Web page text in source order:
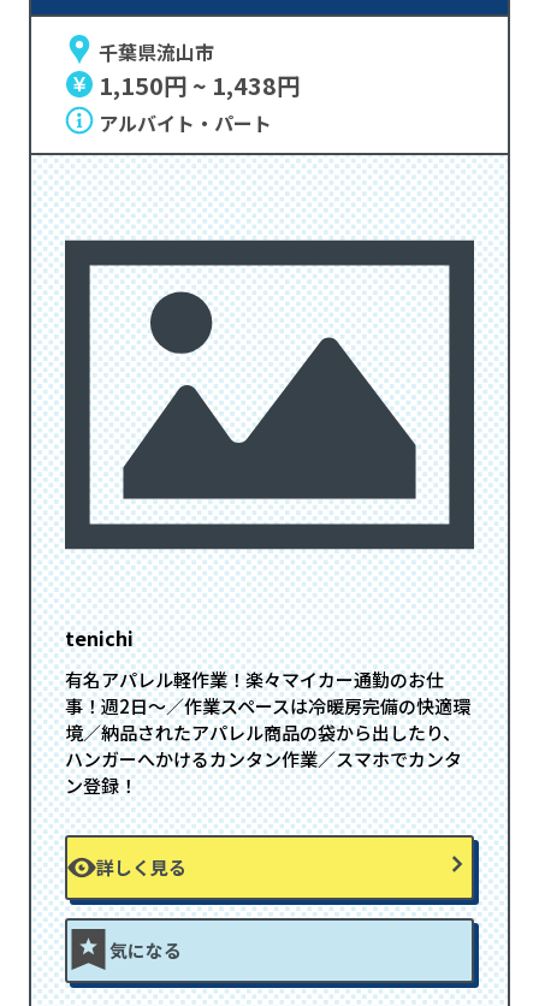
千葉県流山市
1,150円 ~ 1,438円
アルバイト・パート
tenichi
有名アパレル軽作業！楽々マイカー通勤のお仕
事！週2日～／作業スペースは冷暖房完備の快適環
境／納品されたアパレル商品の袋から出したり、
ハンガーへかけるカンタン作業／スマホでカンタ
ン登録！
詳しく見る
気になる